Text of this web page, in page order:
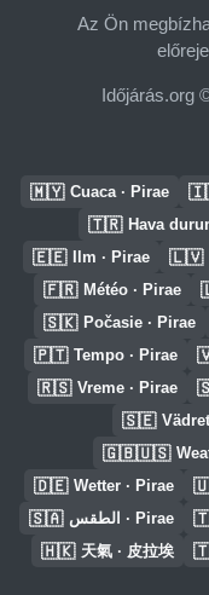
Az Ön
Időjárás.org
🇲🇾 Cuaca · Pirae
🇹🇷 Hava
🇪🇪 Ilm · Pirae 🇱🇻
🇫🇷 Météo · Pirae
🇸🇰 Počasie · Pirae
🇵🇹 Tempo · Pirae
🇷🇸 Vreme · Pirae
🇸🇪
🇬🇧🇺🇸
🇩🇪 Wetter · Pirae
🇸🇦 الطقس · Pirae
🇭🇰 天氣 · 皮拉埃